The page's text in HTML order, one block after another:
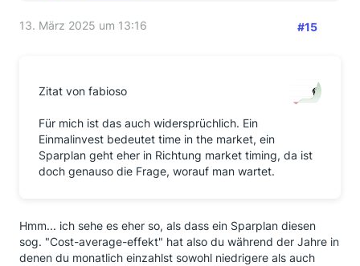
13. März 2025 um 13:16 #15
Zitat von fabioso
Für mich ist das auch widersprüchlich. Ein
Einmalinvest bedeutet time in the market, ein
Sparplan geht eher in Richtung market timing, da ist
doch genauso die Frage, worauf man wartet.
Hmm... ich sehe es eher so, als dass ein Sparplan diesen
sog. "Cost-average-effekt" hat also du während der Jahre in
denen du monatlich einzahlst sowohl niedrigere als auch